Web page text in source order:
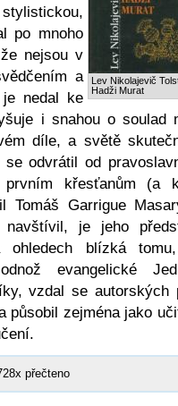
Lev Nikolajevič
Hadži Murat
po mnoho
nejsou v
a
nedal ke
i snahou o soulad
díle, a světě
odvrátil od
křesťanům (a
Tomáš Garrigue
je jeho
ohledech blízká
evangelické
vzdal se autorských
působil zejména jako
přečteno